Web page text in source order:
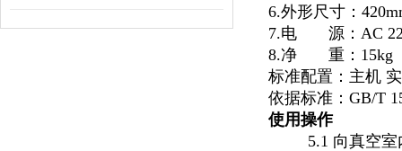
6.外形尺寸：
7.电
源：AC
8.净
重：15kg
标准配置：主机
依据标准：GB/T
使用操作
5.1 向真空